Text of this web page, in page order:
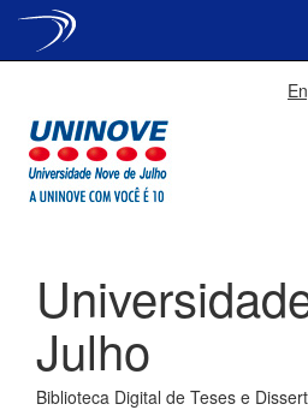
Julho
Biblioteca Digital de Teses e